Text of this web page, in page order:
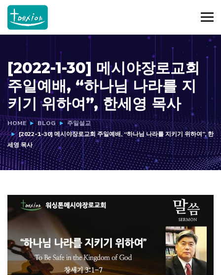
[2022-1-30] 메시야장로교회
주일예배, “하나님 나라를 지
키기 위하여”, 한세영 목사
HOME BLOG
주일설교
[2022-1-30] 메시야장로교회 주일예배, “하나님 나라를 지키기 위하여”, 한
세영 목사